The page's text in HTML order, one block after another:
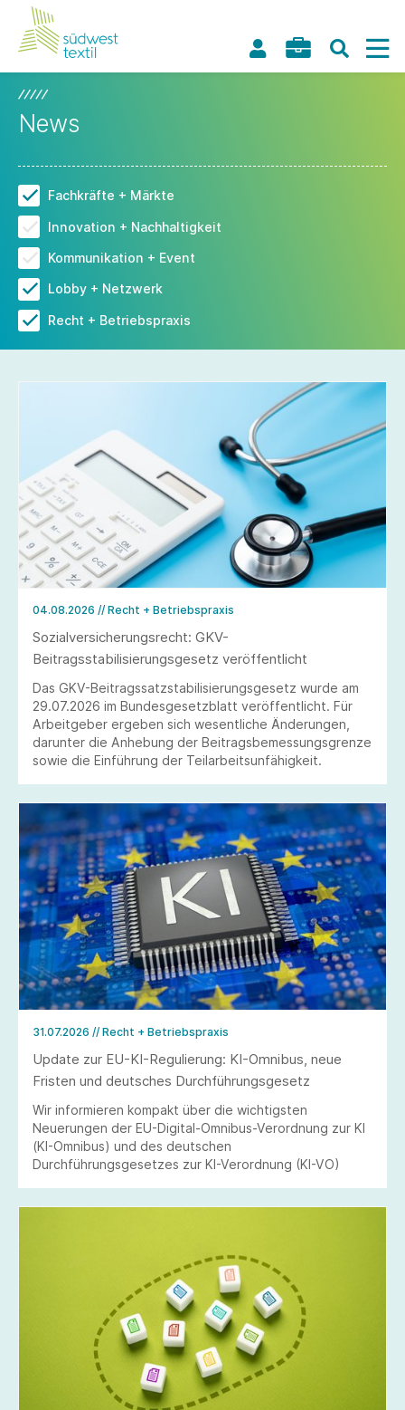
News
Fachkräfte + Märkte
Innovation + Nachhaltigkeit
Kommunikation + Event
Lobby + Netzwerk
Recht + Betriebspraxis
04.08.2026 // Recht + Betriebspraxis
Sozialversicherungsrecht: GKV-
Beitragsstabilisierungsgesetz veröffentlicht
Das GKV-Beitragssatzstabilisierungsgesetz wurde am
29.07.2026 im Bundesgesetzblatt veröffentlicht. Für
Arbeitgeber ergeben sich wesentliche Änderungen,
darunter die Anhebung der Beitragsbemessungsgrenze
sowie die Einführung der Teilarbeitsunfähigkeit.
31.07.2026 // Recht + Betriebspraxis
Update zur EU-KI-Regulierung: KI-Omnibus, neue
Fristen und deutsches Durchführungsgesetz
Wir informieren kompakt über die wichtigsten
Neuerungen der EU-Digital-Omnibus-Verordnung zur KI
(KI-Omnibus) und des deutschen
Durchführungsgesetzes zur KI-Verordnung (KI-VO)